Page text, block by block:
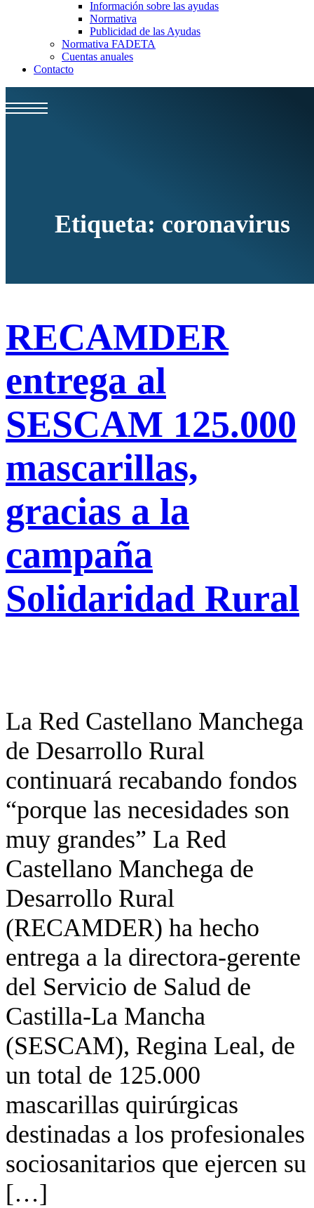
Información sobre las ayudas
Normativa
Publicidad de las Ayudas
Normativa FADETA
Cuentas anuales
Contacto
Etiqueta: coronavirus
RECAMDER
entrega al
SESCAM 125.000
mascarillas,
gracias a la
campaña
Solidaridad Rural
La Red Castellano Manchega
de Desarrollo Rural
continuará recabando fondos
“porque las necesidades son
muy grandes” La Red
Castellano Manchega de
Desarrollo Rural
(RECAMDER) ha hecho
entrega a la directora-gerente
del Servicio de Salud de
Castilla-La Mancha
(SESCAM), Regina Leal, de
un total de 125.000
mascarillas quirúrgicas
destinadas a los profesionales
sociosanitarios que ejercen su
[…]